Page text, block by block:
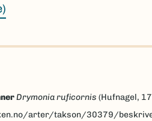
Drymonia ruficornis (Hufnagel,
arter/takson/30379/